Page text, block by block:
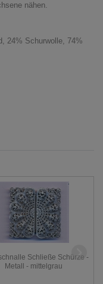
nähen.
24% Schurwolle, 74%
Schließe Schürze -
Metall - mittelgrau